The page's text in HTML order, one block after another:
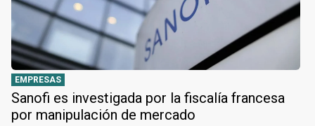
EMPRESAS
Sanofi es investigada por la fiscalía francesa
por manipulación de mercado